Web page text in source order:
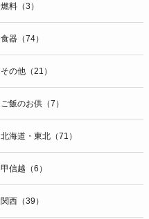
燃料（3）
食器（74）
その他（21）
ご飯のお供（7）
北海道・東北（71）
甲信越（6）
関西（39）